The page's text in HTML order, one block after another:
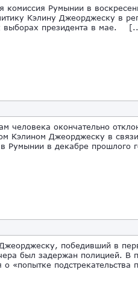
комиссия Румынии в
Кэлину Джеорджеску в
выборах президента в мае.
человека окончательно
Кэлином Джеорджеску в
Румынии в декабре прошлого
победивший в
был задержан полицией. В
о «попытке подстрекательства